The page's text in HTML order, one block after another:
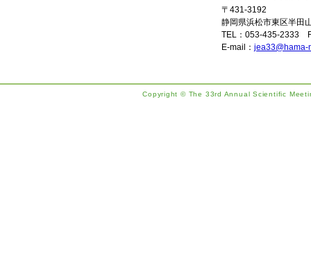
〒431-3192
静岡県浜松市東区半田
TEL：053-435-2333
E-mail： jea33@hama-
Copyright © The 33rd Annual Scientific